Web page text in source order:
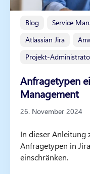
Blog Service
Atlassian Jira
Projekt-
Anfragetypen
Management
26. November 2024
In dieser Anleitung
Anfragetypen in
einschränken.